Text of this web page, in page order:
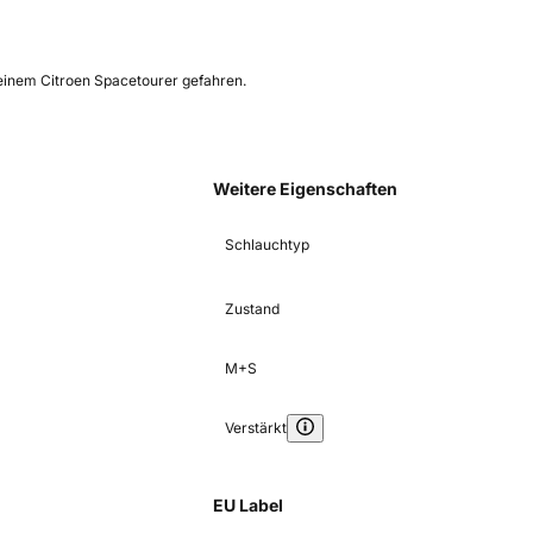
Citroen Spacetourer gefahren.
Weitere Eigenschaften
Schlauchtyp
Zustand
M+S
Verstärkt
EU Label